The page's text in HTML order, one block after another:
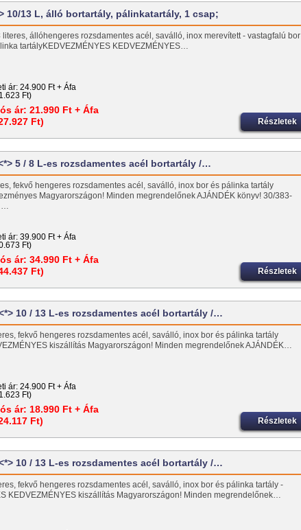
10/13 L, álló bortartály, pálinkatartály, 1 csap;
literes, állóhengeres rozsdamentes acél, saválló, inox merevített - vastagfalú bor
tartályKEDVEZMÉNYES KEDVEZMÉNYES…
ár: 24.900 Ft + Áfa
Ft)
ár: 21.990 Ft + Áfa
Ft)
Részletek
5 / 8 L-es rozsdamentes acél bortartály /…
fekvő hengeres rozsdamentes acél, saválló, inox bor és pálinka tartály
Magyarországon! Minden megrendelőnek AJÁNDÉK könyv! 30/383-
…
ár: 39.900 Ft + Áfa
Ft)
ár: 34.990 Ft + Áfa
Ft)
Részletek
10 / 13 L-es rozsdamentes acél bortartály /…
fekvő hengeres rozsdamentes acél, saválló, inox bor és pálinka tartály
kiszállítás Magyarországon! Minden megrendelőnek AJÁNDÉK…
ár: 24.900 Ft + Áfa
Ft)
ár: 18.990 Ft + Áfa
Ft)
Részletek
10 / 13 L-es rozsdamentes acél bortartály /…
fekvő hengeres rozsdamentes acél, saválló, inox bor és pálinka tartály -
KEDVEZMÉNYES kiszállítás Magyarországon! Minden megrendelőnek…